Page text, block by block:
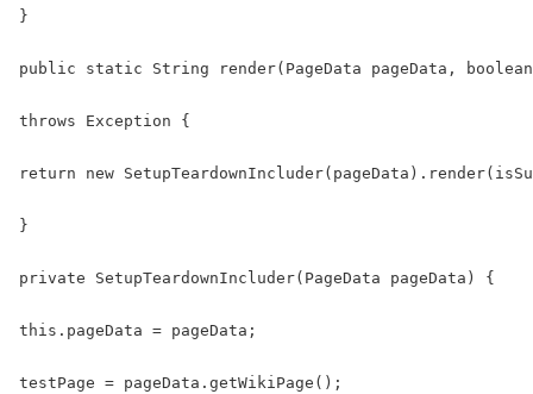
}
public static String render(PageData pageData,
throws Exception {
return new
}
private SetupTeardownIncluder(PageData pageData) {
this.pageData = pageData;
testPage = pageData.getWikiPage();